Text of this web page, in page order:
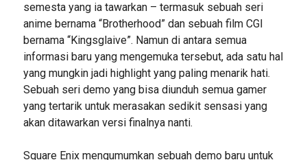
semesta yang ia tawarkan – termasuk sebuah seri
anime bernama “Brotherhood” dan sebuah film CGI
bernama “Kingsglaive”. Namun di antara semua
informasi baru yang mengemuka tersebut, ada satu hal
yang mungkin jadi highlight yang paling menarik hati.
Sebuah seri demo yang bisa diunduh semua gamer
yang tertarik untuk merasakan sedikit sensasi yang
akan ditawarkan versi finalnya nanti.
Square Enix mengumumkan sebuah demo baru untuk